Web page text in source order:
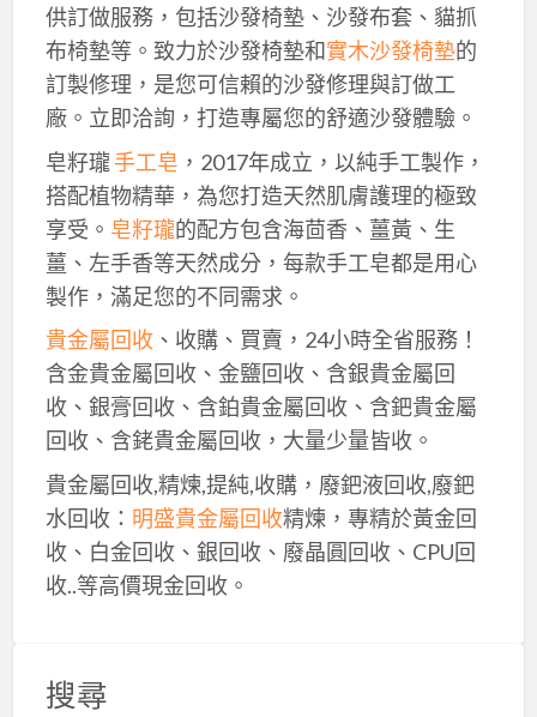
供訂做服務，包括沙發椅墊、沙發布套、貓抓
布椅墊等。致力於沙發椅墊和實木沙發椅墊的
訂製修理，是您可信賴的沙發修理與訂做工
廠。立即洽詢，打造專屬您的舒適沙發體驗。
皂籽瓏手工皂 ，2017年成立，以純手工製作，
搭配植物精華，為您打造天然肌膚護理的極致
享受。 皂籽瓏的配方包含海茴香、薑黃、生
薑、左手香等天然成分，每款手工皂都是用心
製作，滿足您的不同需求。
貴金屬回收、收購、買賣，24小時全省服務！
含金貴金屬回收、金鹽回收、含銀貴金屬回
收、銀膏回收、含鉑貴金屬回收、含鈀貴金屬
回收、含銠貴金屬回收，大量少量皆收。
貴金屬回收,精煉,提純,收購，廢鈀液回收,廢鈀
水回收： 明盛貴金屬回收精煉，專精於黃金回
收、白金回收、銀回收、廢晶圓回收、CPU回
收..等高價現金回收。
搜尋